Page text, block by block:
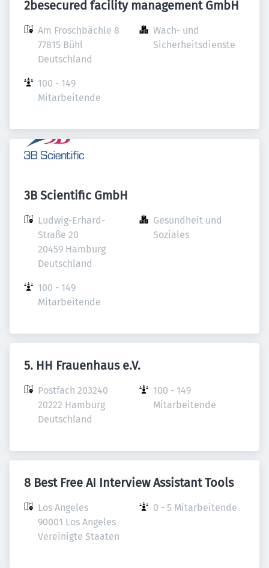
2besecured facility management GmbH
Am Froschbächle 8
77815 Bühl
Deutschland
Wach- und
Sicherheitsdienste
100 - 149
Mitarbeitende
3B Scientific GmbH
Ludwig-Erhard-
Straße 20
20459 Hamburg
Deutschland
Gesundheit und
Soziales
100 - 149
Mitarbeitende
5. HH Frauenhaus e.V.
Postfach 203240
20222 Hamburg
Deutschland
100 - 149
Mitarbeitende
8 Best Free AI Interview Assistant Tools
Los Angeles
90001 Los Angeles
Vereinigte Staaten
0 - 5 Mitarbeitende